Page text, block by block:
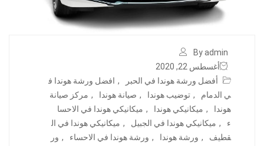
By admin
أغسطس 22, 2020
أفضل ورشة هوندا في الحبر
, افضل ورشة هوندا ف
ي الدمام
, توضيب هوندا , صيانة هوندا , مركز صيانة
هوندا
, ميكانيكي هوندا , ميكانيكي هوندا في الاحسا
ء
, ميكانيكي هوندا في الجبيل , ميكانيكي هوندا في ال
قطيف
, ورشة هوندا , ورشة هوندا في الاحساء , ور